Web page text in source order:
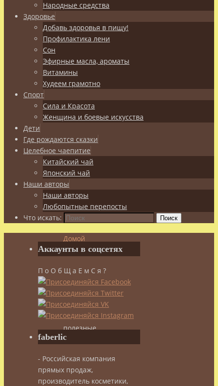
Народные средства
Здоровье
Добавь здоровья в пищу!
Профилактика лени
Сон
Эфирные масла, ароматы
Витамины
Худеем грамотно
Спорт
Сила и Красота
Женщина и боевые искусства
Дети
Где рождаются сказки
Целебное чаепитие
Китайский чай
Японский чай
Наши авторы
Наши авторы
Любопытные перепосты
Что искать:
Поиск
Домой
Здоровье
здоровья
в
пищу!
Как
приготовить
полезные
блины
Как
Аккаунты в соцсетях
П о О б Щ а Е м С я ?
faberlic
- Российская компания
прямых продаж,
производитель косметики,